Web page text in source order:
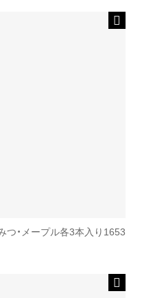
・メープル各3本入り1653